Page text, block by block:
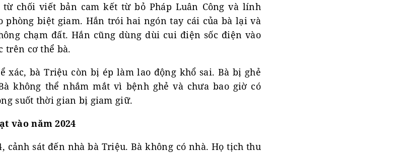
chối viết bản cam kết từ bỏ Pháp Luân Công và lính
phòng biệt giam. Hắn trói hai ngón tay cái của bà lại và
chạm đất. Hắn cũng dùng dùi cui điện sốc điện vào
trên cơ thể bà.
xác, bà Triệu còn bị ép làm lao động khổ sai. Bà bị ghẻ
không thể nhắm mắt vì bệnh ghẻ và chưa bao giờ có
suốt thời gian bị giam giữ.
vào năm 2024
cảnh sát đến nhà bà Triệu. Bà không có nhà. Họ tịch thu